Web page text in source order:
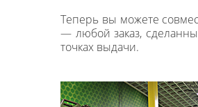
Теперь вы можете
— любой заказ,
точках выдачи.